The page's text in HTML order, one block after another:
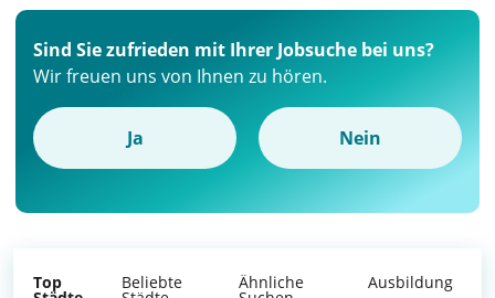
Sind Sie zufrieden mit Ihrer Jobsuche bei uns?
Wir freuen uns von Ihnen zu hören.
Ja Nein
Top Beliebte Ähnliche Ausbildung